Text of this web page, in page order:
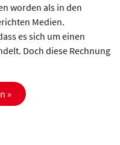
worden als in den
Medien.
es sich um einen
Doch diese Rechnung
»